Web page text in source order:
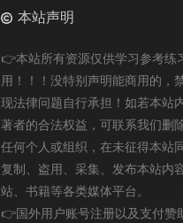
本站声明
👉本站所有资源仅供学习参考练
用！！！没特别声明能商用的，
现法律问题自行承担！如若本站
著者的合法权益，可联系我们删
任何个人或组织，在未征得本站
复制、盗用、采集、发布本站内
站、书籍等各类媒体平台。
👉国外用户账号注册以及支付赞